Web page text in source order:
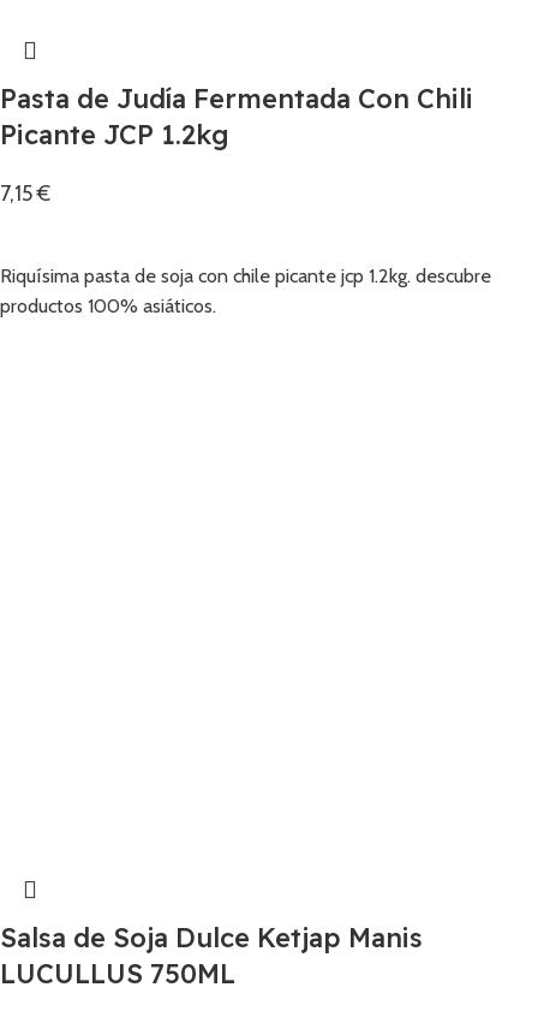
Pasta de Judía Fermentada Con Chili
Picante JCP 1.2kg
7,15€
Riquísima pasta de soja con chile picante jcp 1.2kg. descubre
productos 100% asiáticos.
Salsa de Soja Dulce Ketjap Manis
LUCULLUS 750ML